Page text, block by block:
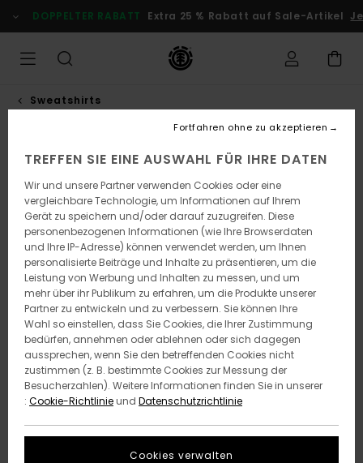
zur
Produktinformation
DOPPELTER RABATT Extra 25 % Rabatt auf Sale-Artikel
Sweatshirts
TREFFEN SIE EINE AUSWAHL FÜR IHRE DATEN
Wir und unsere Partner verwenden Cookies oder eine
vergleichbare Technologie, um Informationen auf Ihrem
Gerät zu speichern und/oder darauf zuzugreifen. Diese
personenbezogenen Informationen (wie Ihre Browserdaten
und Ihre IP-Adresse) können verwendet werden, um Ihnen
personalisierte Beiträge und Inhalte zu präsentieren, um die
Leistung von Werbung und Inhalten zu messen, und um
mehr über ihr Publikum zu erfahren, um die Produkte unserer
Partner zu entwickeln und zu verbessern. Sie können Ihre
Wahl so einstellen, dass Sie Cookies, die Ihrer Zustimmung
bedürfen, annehmen oder ablehnen oder sich dagegen
aussprechen, wenn Sie den betreffenden Cookies nicht
zustimmen (z. B. bestimmte Cookies zur Messung der
Besucherzahlen). Weitere Informationen finden Sie in unserer
: Cookie-Richtlinieund Datenschutzrichtlinie
Cookies verwalten
Fortfahren ohne zu akzeptieren